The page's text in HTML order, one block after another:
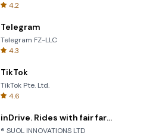
4.2
Telegram
Telegram FZ-LLC
4.3
TikTok
TikTok Pte. Ltd.
4.6
inDrive. Rides with fair fares
® SUOL INNOVATIONS LTD